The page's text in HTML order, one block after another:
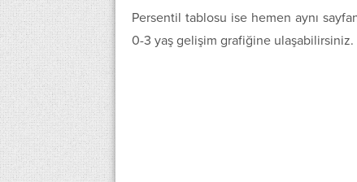
Persentil tablosu ise hemen aynı
0-3 yaş gelişim grafiğine ulaşabilirsiniz.